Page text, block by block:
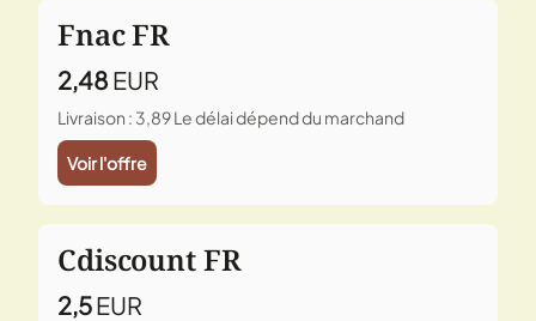
Fnac FR
2,48 EUR
Livraison : 3,89Le délai dépend du marchand
Voir l'offre
Cdiscount FR
2,5EUR